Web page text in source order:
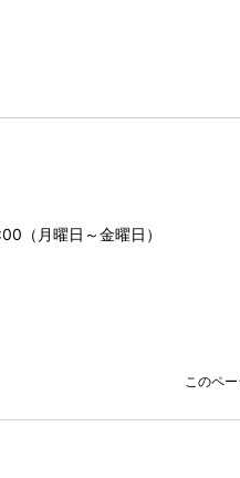
（月曜日～金曜日）
このペ